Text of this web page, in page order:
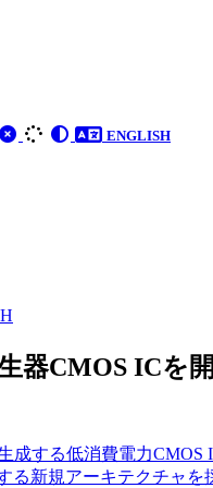
ENGLISH
器CMOS ICを
成する低消費電力CMOS
る新規アーキテクチャを